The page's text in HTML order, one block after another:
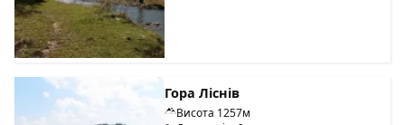
Гора Ліснів
Висота 1257м